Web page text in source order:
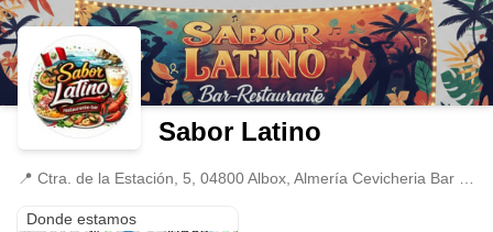
Sabor Latino
📍
Donde estamos